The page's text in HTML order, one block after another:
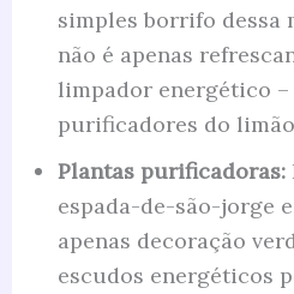
simples borrifo dessa
não é apenas
limpador energético –
purificadores do
Plantas purificadoras:
espada-de-são-jorge
apenas decoração
escudos energéticos